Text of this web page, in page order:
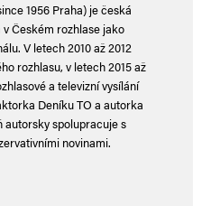
pojištění kde
rizikovost
ručení aut
1956 Praha) je česká
Českém rozhlase jako
V letech 2010 až 2012
rozhlasu, v letech 2015 až
a televizní vysílání
Deníku TO a autorka
autorsky spolupracuje s
novinami.